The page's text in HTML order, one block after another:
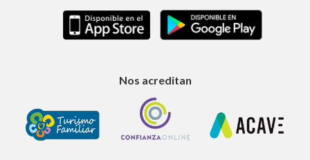
Nos acreditan